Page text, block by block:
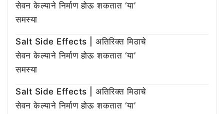
सेवन केल्याने निर्माण होऊ शकतात ‘या’
समस्या
Salt Side Effects | अतिरिक्त मिठाचे
सेवन केल्याने निर्माण होऊ शकतात ‘या’
समस्या
Salt Side Effects | अतिरिक्त मिठाचे
सेवन केल्याने निर्माण होऊ शकतात ‘या’